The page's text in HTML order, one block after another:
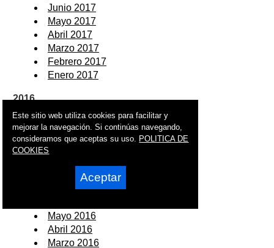
Junio 2017
Mayo 2017
Abril 2017
Marzo 2017
Febrero 2017
Enero 2017
2016
Diciembre 2016
Noviembre 2016
Octubre 2016
Agosto 2016
Julio 2016
Mayo 2016
Abril 2016
Marzo 2016
Este sitio web utiliza cookies para facilitar y
mejorar la navegación. Si continúas navegando,
consideramos que aceptas su uso. POLITICA DE
COOKIES
Aceptar